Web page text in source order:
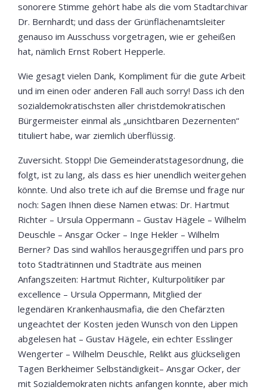
sonorere Stimme gehört habe als die vom Stadtarchivar
Dr. Bernhardt; und dass der Grünflächenamtsleiter
genauso im Ausschuss vorgetragen, wie er geheißen
hat, nämlich Ernst Robert Hepperle.
Wie gesagt vielen Dank, Kompliment für die gute Arbeit
und im einen oder anderen Fall auch sorry! Dass ich den
sozialdemokratischsten aller christdemokratischen
Bürgermeister einmal als „unsichtbaren Dezernenten“
tituliert habe, war ziemlich überflüssig.
Zuversicht. Stopp! Die Gemeinderatstagesordnung, die
folgt, ist zu lang, als dass es hier unendlich weitergehen
könnte. Und also trete ich auf die Bremse und frage nur
noch: Sagen Ihnen diese Namen etwas: Dr. Hartmut
Richter – Ursula Oppermann – Gustav Hägele – Wilhelm
Deuschle – Ansgar Ocker – Inge Hekler – Wilhelm
Berner? Das sind wahllos herausgegriffen und pars pro
toto Stadträtinnen und Stadträte aus meinen
Anfangszeiten: Hartmut Richter, Kulturpolitiker par
excellence – Ursula Oppermann, Mitglied der
legendären Krankenhausmafia, die den Chefärzten
ungeachtet der Kosten jeden Wunsch von den Lippen
abgelesen hat – Gustav Hägele, ein echter Esslinger
Wengerter – Wilhelm Deuschle, Relikt aus glückseligen
Tagen Berkheimer Selbständigkeit– Ansgar Ocker, der
mit Sozialdemokraten nichts anfangen konnte, aber mich